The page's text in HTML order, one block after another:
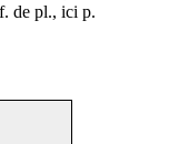
de pl., ici p.